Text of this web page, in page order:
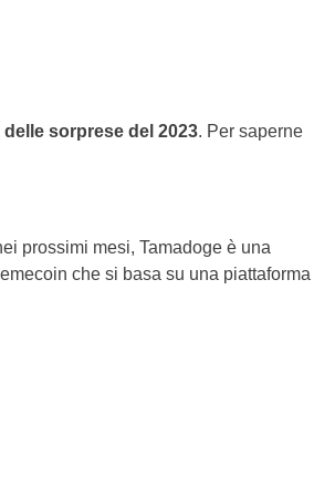
sorprese del 2023. Per saperne
prossimi mesi, Tamadoge è una
che si basa su una piattaforma